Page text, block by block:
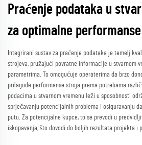
Praćenje podataka u
za optimalne performanse
Integrirani sustav za praćenje podataka je temelj
strojeva, pružajući povratne informacije u stvarnom
parametrima. To omogućuje operaterima da brzo
prilagode performanse stroja prema potrebama
podacima u stvarnom vremenu leži u sposobnosti
sprječavanju potencijalnih problema i osiguravanju
putu. Za potencijalne kupce, to se prevodi u
iskopavanja, što dovodi do boljih rezultata projekta i